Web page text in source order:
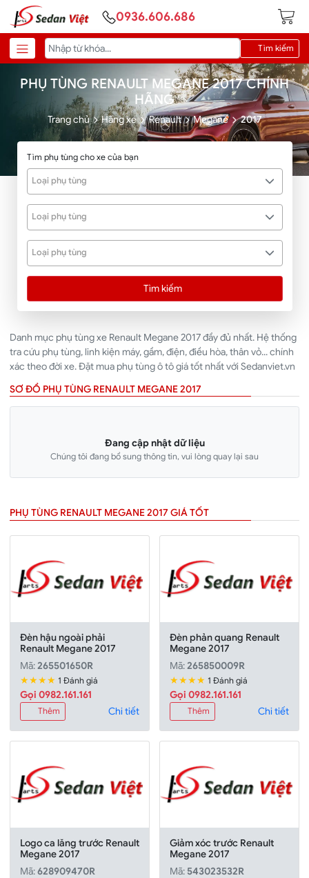
0936.606.686
Tìm kiếm
PHỤ TÙNG RENAULT MEGANE 2017 CHÍNH
HÃNG
Trang chủ Hãng xe Renault Megane 2017
Tìm phụ tùng cho xe của bạn
Loại phụ tùng
Loại phụ tùng
Loại phụ tùng
Tìm kiếm
Danh mục phụ tùng xe Renault Megane 2017 đầy đủ nhất. Hệ thống
tra cứu phụ tùng, linh kiện máy, gầm, điện, điều hòa, thân vỏ... chính
xác theo đời xe. Đặt mua phụ tùng ô tô giá tốt nhất với Sedanviet.vn
SƠ ĐỒ PHỤ TÙNG RENAULT MEGANE 2017
Đang cập nhật dữ liệu
Chúng tôi đang bổ sung thông tin, vui lòng quay lại sau
PHỤ TÙNG RENAULT MEGANE 2017 GIÁ TỐT
Đèn hậu ngoài phải
Renault Megane 2017
Mã:265501650R
★★★★ 1 Đánh giá
Gọi 0982.161.161
Thêm Chi tiết
Đèn phản quang Renault
Megane 2017
Mã:265850009R
★★★★ 1 Đánh giá
Gọi 0982.161.161
Thêm Chi tiết
Logo ca lăng trước Renault
Megane 2017
Mã:628909470R
Giảm xóc trước Renault
Megane 2017
Mã: 543023532R